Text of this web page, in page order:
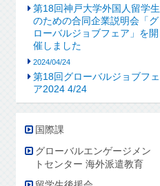
第18回神戸大学外国人留学生
のための合同企業説明会「グ
ローバルジョブフェア」を開
催しました
2024/04/24
第18回グローバルジョブフェ
ア2024 4/24
国際課
グローバルエンゲージメン
トセンター 海外派遣教育